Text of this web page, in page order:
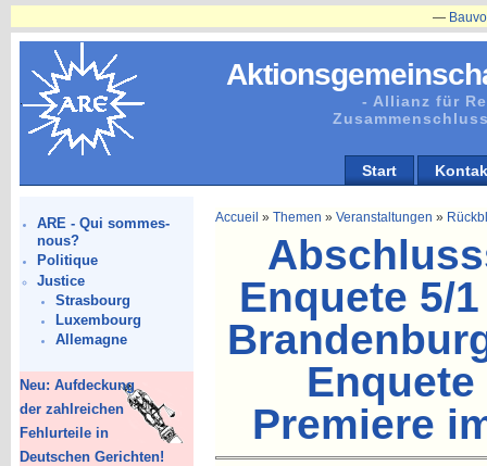
- Allianz für
Start
ARE - Qui sommes-
nous?
Politique
Justice
Strasbourg
Luxembourg
Allemagne
Neu: Aufdeckung
der zahlreichen
Fehlurteile in
Deutschen Gerichten!
Accueil » Themen » Veranstaltungen »
Enquete 5/
Premiere